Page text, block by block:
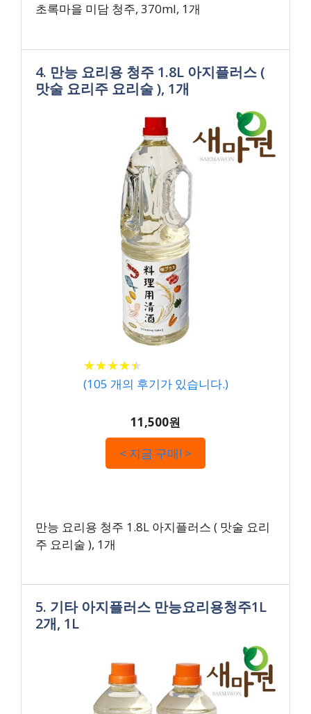
초록마을 미담 청주, 370ml, 1개
4. 만능 요리용 청주 1.8L 아지플러스 (
맛술 요리주 요리술 ), 1개
★★★★★
★★★★★
(105 개의 후기가 있습니다.)
11,500원
< 지금 구매! >
만능 요리용 청주 1.8L 아지플러스 ( 맛술 요리
주 요리술 ), 1개
5. 기타 아지플러스 만능요리용청주1L
2개, 1L